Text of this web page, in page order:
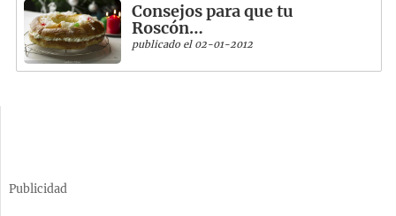
Consejos para que tu
Roscón…
publicado el 02-01-2012
Publicidad